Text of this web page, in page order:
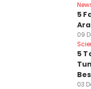
5
09
5
03